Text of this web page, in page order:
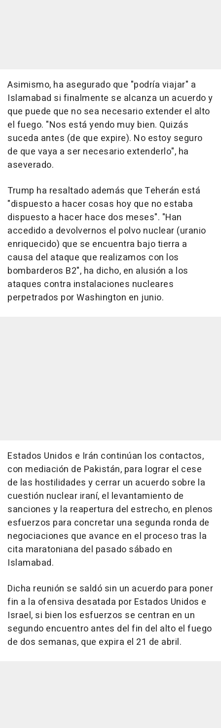
Asimismo, ha asegurado que "podría viajar" a
Islamabad si finalmente se alcanza un acuerdo y
que puede que no sea necesario extender el alto
el fuego. "Nos está yendo muy bien. Quizás
suceda antes (de que expire). No estoy seguro
de que vaya a ser necesario extenderlo", ha
aseverado.
Trump ha resaltado además que Teherán está
"dispuesto a hacer cosas hoy que no estaba
dispuesto a hacer hace dos meses". "Han
accedido a devolvernos el polvo nuclear (uranio
enriquecido) que se encuentra bajo tierra a
causa del ataque que realizamos con los
bombarderos B2", ha dicho, en alusión a los
ataques contra instalaciones nucleares
perpetrados por Washington en junio.
Estados Unidos e Irán continúan los contactos,
con mediación de Pakistán, para lograr el cese
de las hostilidades y cerrar un acuerdo sobre la
cuestión nuclear iraní, el levantamiento de
sanciones y la reapertura del estrecho, en plenos
esfuerzos para concretar una segunda ronda de
negociaciones que avance en el proceso tras la
cita maratoniana del pasado sábado en
Islamabad.
Dicha reunión se saldó sin un acuerdo para poner
fin a la ofensiva desatada por Estados Unidos e
Israel, si bien los esfuerzos se centran en un
segundo encuentro antes del fin del alto el fuego
de dos semanas, que expira el 21 de abril.